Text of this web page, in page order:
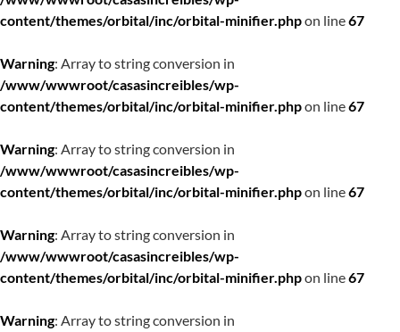
content/themes/orbital/inc/orbital-minifier.phpon line67
Warning: Array to string conversion in
/www/wwwroot/casasincreibles/wp-
content/themes/orbital/inc/orbital-minifier.phpon line67
Warning: Array to string conversion in
/www/wwwroot/casasincreibles/wp-
content/themes/orbital/inc/orbital-minifier.phpon line67
Warning: Array to string conversion in
/www/wwwroot/casasincreibles/wp-
content/themes/orbital/inc/orbital-minifier.phpon line67
Warning: Array to string conversion in